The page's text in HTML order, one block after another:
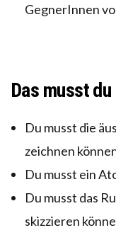
GegnerInnen
Das musst
Du musst die
zeichnen
Du musst ein
Du musst das
skizzieren